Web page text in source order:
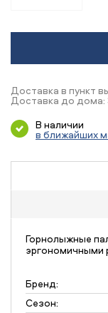
Доставка в пункт
Доставка до
В наличии
в ближайших
Горнолыжные
эргономичными
Бренд:
Сезон: